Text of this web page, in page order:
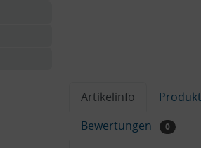
Artikelinfo
Bewertungen
0